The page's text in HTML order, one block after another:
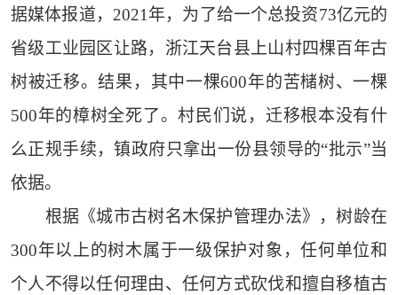
据媒体报道，2021年，为了给一个总投资73亿元的
省级工业园区让路，浙江天台县上山村四棵百年古
树被迁移。结果，其中一棵600年的苦槠树、一棵
500年的樟树全死了。村民们说，迁移根本没有什
么正规手续，镇政府只拿出一份县领导的“批示”当
依据。
根据《城市古树名木保护管理办法》，树龄在
300年以上的树木属于一级保护对象，任何单位和
个人不得以任何理由、任何方式砍伐和擅自移植古